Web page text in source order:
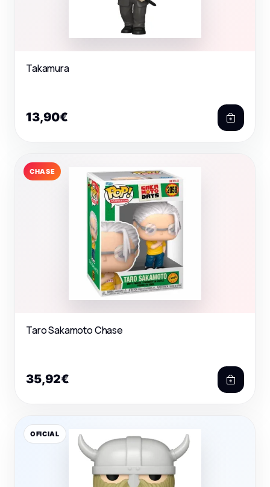
Takamura
13,90€
CHASE
Taro Sakamoto Chase
35,92€
OFICIAL